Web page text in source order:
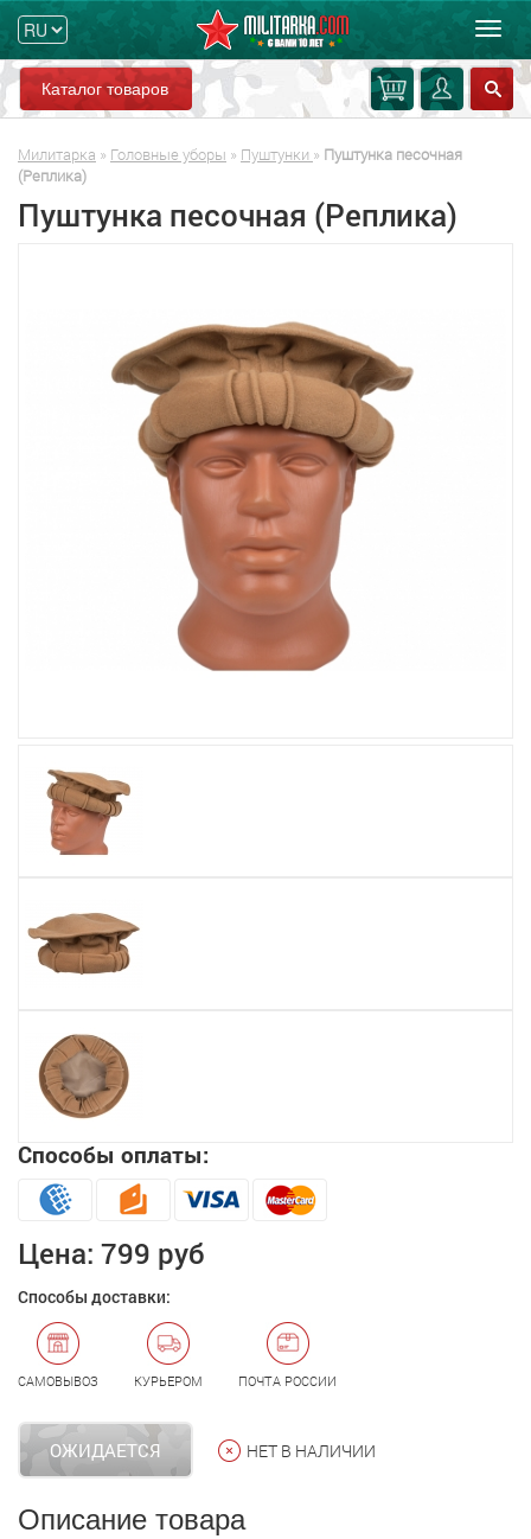
Каталог товаров
Милитарка » Головные уборы » Пуштунки » Пуштунка песочная
(Реплика)
Пуштунка песочная (Реплика)
Способы оплаты:
Цена: 799 руб
Способы доставки:
САМОВЫВОЗ КУРЬЕРОМ ПОЧТА РОССИИ
ОЖИДАЕТСЯ НЕТ В НАЛИЧИИ
Описание товара